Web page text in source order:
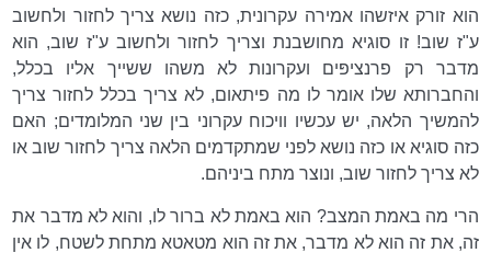
הוא זורק איזשהו אמירה עקרונית, כזה נושא צריך לחזור ולחשוב
ע"ז שוב! זו סוגיא מחושבנת וצריך לחזור ולחשוב ע"ז שוב, הוא
מדבר רק פרנציפּים ועקרונות לא משהו ששייך אליו בכלל,
והחברותא שלו אומר לו מה פיתאום, לא צריך בכלל לחזור צריך
להמשיך הלאה, יש עכשיו וויכוח עקרוני בין שני המלומדים; האם
כזה סוגיא או כזה נושא לפני שמתקדמים הלאה צריך לחזור שוב או
לא צריך לחזור שוב, ונוצר מתח ביניהם.
הרי מה באמת המצב? הוא באמת לא ברור לו, והוא לא מדבר את
זה, את זה הוא לא מדבר, את זה הוא מטאטא מתחת לשטח, לו אין